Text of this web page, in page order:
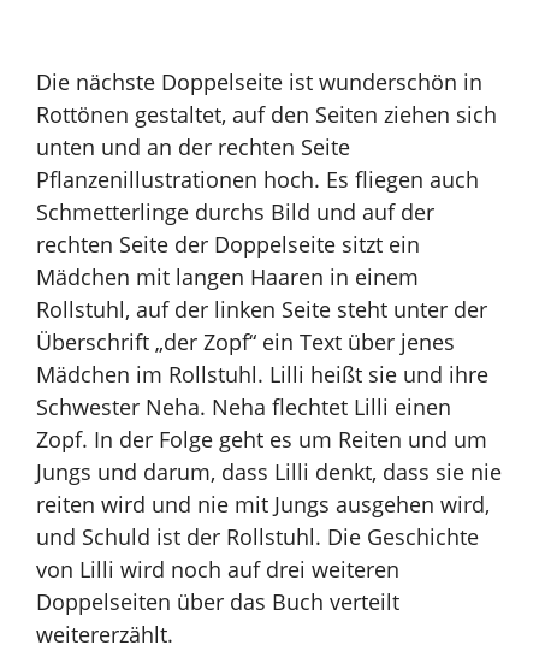
Die nächste Doppelseite ist wunderschön in
Rottönen gestaltet, auf den Seiten ziehen sich
unten und an der rechten Seite
Pflanzenillustrationen hoch. Es fliegen auch
Schmetterlinge durchs Bild und auf der
rechten Seite der Doppelseite sitzt ein
Mädchen mit langen Haaren in einem
Rollstuhl, auf der linken Seite steht unter der
Überschrift „der Zopf“ ein Text über jenes
Mädchen im Rollstuhl. Lilli heißt sie und ihre
Schwester Neha. Neha flechtet Lilli einen
Zopf. In der Folge geht es um Reiten und um
Jungs und darum, dass Lilli denkt, dass sie nie
reiten wird und nie mit Jungs ausgehen wird,
und Schuld ist der Rollstuhl. Die Geschichte
von Lilli wird noch auf drei weiteren
Doppelseiten über das Buch verteilt
weitererzählt.